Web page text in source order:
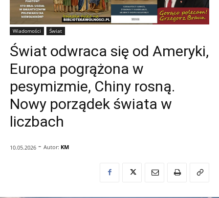
Wiadomości Świat
Świat odwraca się od Ameryki,
Europa pogrążona w
pesymizmie, Chiny rosną.
Nowy porządek świata w
liczbach
10.05.2026 - Autor: KM